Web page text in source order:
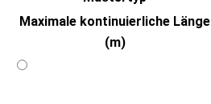
Maximale kontinuierliche Länge
(m)